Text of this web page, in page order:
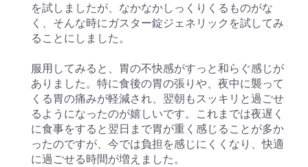
を試しましたが、なかなかしっくりくるものがな
く、そんな時にガスター錠ジェネリックを試してみ
ることにしました。
服用してみると、胃の不快感がすっと和らぐ感じが
ありました。特に食後の胃の張りや、夜中に襲って
くる胃の痛みが軽減され、翌朝もスッキリと過ごせ
るようになったのが嬉しいです。これまでは夜遅く
に食事をすると翌日まで胃が重く感じることが多か
ったのですが、今では負担を感じにくくなり、快適
に過ごせる時間が増えました。